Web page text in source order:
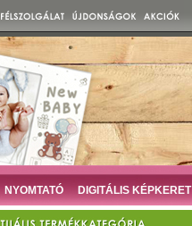
NYOMTATÓ DIGITÁLIS KÉPKERET